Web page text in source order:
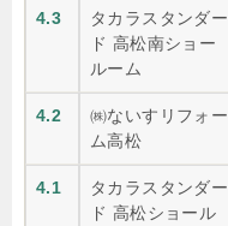
4.3
タカラスタンダー
ド 高松南ショー
ルーム
4.2
㈱ないすリフォー
ム高松
4.1
タカラスタンダー
ド 高松ショール